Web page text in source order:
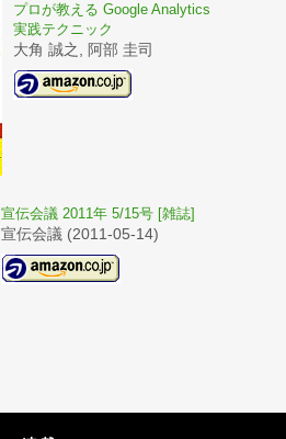
プロが教える Google Analytics
実践テクニック
大角 誠之, 阿部 圭司
宣伝会議 2011年 5/15号 [雑誌]
宣伝会議 (2011-05-14)